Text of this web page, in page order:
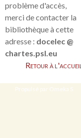
problème d'accès,
merci de contacter la
bibliothèque à cette
adresse : docelec @
chartes.psl.eu
Retour à l'accueil
Propulsé par Omeka S